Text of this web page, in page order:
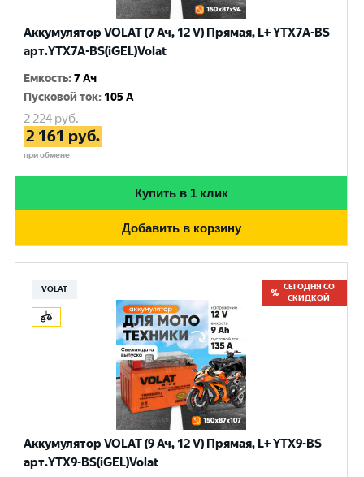
Аккумулятор VOLAT (7 Ач, 12 V) Прямая, L+ YTX7A-BS
арт.YTX7A-BS(iGEL)Volat
Емкость:7 Ач
Пусковой ток: 105 A
2 224руб.
2 161 руб.
при обмене
Купить в 1 клик
Добавить в корзину
VOLAT
СЕГОДНЯ СО
СКИДКОЙ
Аккумулятор VOLAT (9 Ач, 12 V) Прямая, L+ YTX9-BS
арт.YTX9-BS(iGEL)Volat